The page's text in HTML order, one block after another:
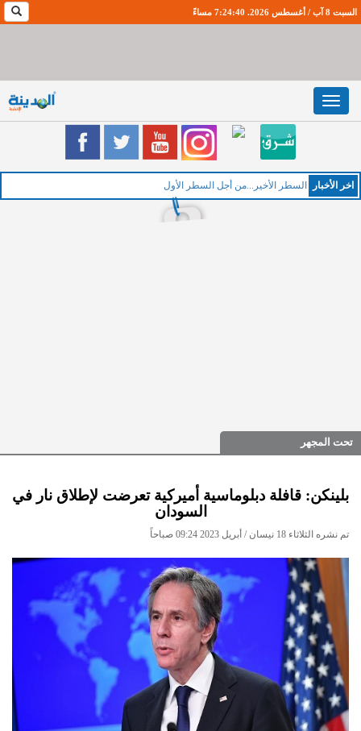
السبت 8 آب / أغسطس 2026. 7:24:40 مساءً
Toggle
navigation
اخر اﻷخبار الخميس
تحت المجهر
بلينكن: قافلة دبلوماسية أميركية تعرضت لإطلاق نار في
السودان
تم نشره الثلاثاء 18 نيسان / أبريل 2023 09:24 صباحاً